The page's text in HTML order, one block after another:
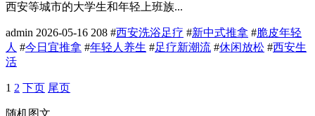
西安等城市的大学生和年轻上班族...
admin 2026-05-16 208 #西安洗浴足疗 #新中式推拿 #脆皮年轻
人 #今日宜推拿 #年轻人养生 #足疗新潮流 #休闲放松 #西安生
活
1 2 下页 尾页